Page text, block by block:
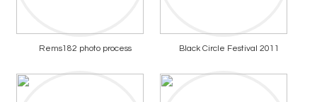
Rems182 photo process Black Circle Festival 2011